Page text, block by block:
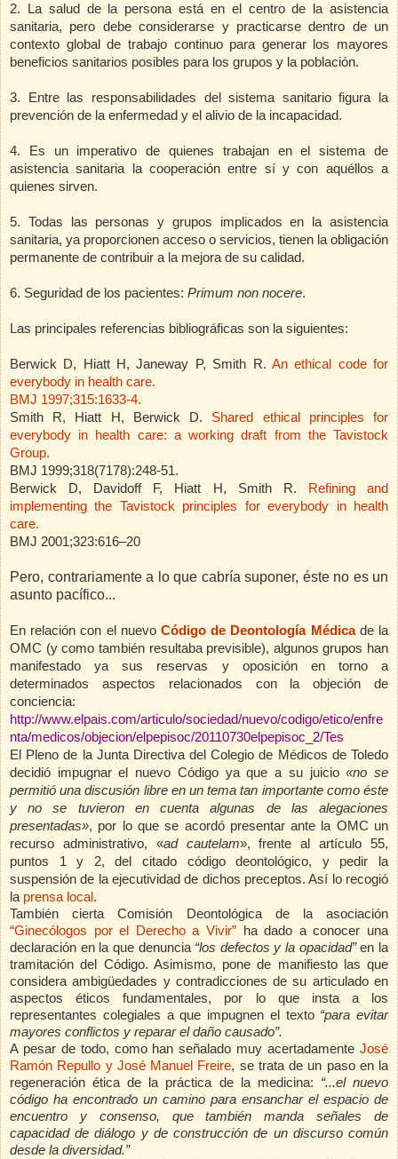
2. La salud de la persona está en el centro de la asistencia
sanitaria, pero debe considerarse y practicarse dentro de un
contexto global de trabajo continuo para generar los mayores
beneficios sanitarios posibles para los grupos y la población.
3. Entre las responsabilidades del sistema sanitario figura la
prevención de la enfermedad y el alivio de la incapacidad.
4. Es un imperativo de quienes trabajan en el sistema de
asistencia sanitaria la cooperación entre sí y con aquéllos a
quienes sirven.
5. Todas las personas y grupos implicados en la asistencia
sanitaria, ya proporcionen acceso o servicios, tienen la obligación
permanente de contribuir a la mejora de su calidad.
6. Seguridad de los pacientes: Primum non nocere.
Las principales referencias bibliográficas son la siguientes:
Berwick D, Hiatt H, Janeway P, Smith R. An ethical code for
everybody in health care.
BMJ 1997;315:1633-4.
Smith R, Hiatt H, Berwick D. Shared ethical principles for
everybody in health care: a working draft from the Tavistock
Group.
BMJ 1999;318(7178):248-51.
Berwick D, Davidoff F, Hiatt H, Smith R.
Refining and
implementing the Tavistock principles for everybody in health
care.
BMJ 2001;323:616–20
Pero, contrariamente a lo que cabría suponer, éste no es un
asunto pacífico...
En relación con el nuevo Código de Deontología Médicade la
OMC (y como también resultaba previsible), algunos grupos han
manifestado ya sus reservas y oposición en torno a
determinados aspectos relacionados con la objeción de
conciencia:
http://www.elpais.com/articulo/sociedad/nuevo/codigo/etico/enfre
nta/medicos/objecion/elpepisoc/20110730elpepisoc_2/Tes
El Pleno de la Junta Directiva del Colegio de Médicos de Toledo
decidió impugnar el nuevo Código ya que a su juicio«no se
permitió una discusión libre en un tema tan importante como éste
y no se tuvieron en cuenta algunas de las alegaciones
presentadas», por lo que se acordó presentar ante la OMC un
recurso administrativo, «ad cautelam», frente al artículo 55,
puntos 1 y 2, del citado código deontológico, y pedir la
suspensión de la ejecutividad de dichos preceptos. Así lo recogió
la prensa local.
También cierta Comisión Deontológica de la asociación
“Ginecólogos por el Derecho a Vivir” ha dado a conocer una
declaración en la que denuncia “los defectos y la opacidad”en la
tramitación del Código. Asimismo, pone de manifiesto las que
considera ambigüedades y contradicciones de su articulado en
aspectos éticos fundamentales, por lo que insta a los
representantes colegiales a que impugnen el texto “para evitar
mayores conflictos y reparar el daño causado”.
A pesar de todo, como han señalado muy acertadamente José
Ramón Repullo y José Manuel Freire, se trata de un paso en la
regeneración ética de la práctica de la medicina: “...el nuevo
código ha encontrado un camino para ensanchar el espacio de
encuentro y consenso, que también manda señales de
capacidad de diálogo y de construcción de un discurso común
desde la diversidad.”